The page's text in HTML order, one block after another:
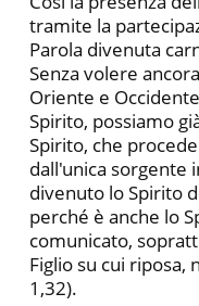
tramite la
Parola divenuta
Senza volere
Oriente e
Spirito, pos­siamo
Spirito, che
dall'unica sorgente
divenuto lo Spirito
perché è anche lo
comunicato,
Figlio su cui
1,32).